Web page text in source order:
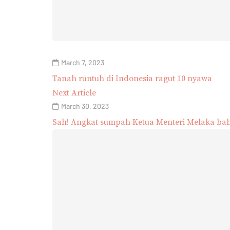
March 7, 2023
Tanah runtuh di Indonesia ragut 10 nyawa
Next Article
March 30, 2023
Sah! Angkat sumpah Ketua Menteri Melaka